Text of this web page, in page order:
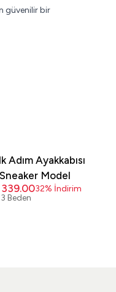
güvenilir bir
Adım Ayakkabısı
Model
32% İndirim
3 Beden